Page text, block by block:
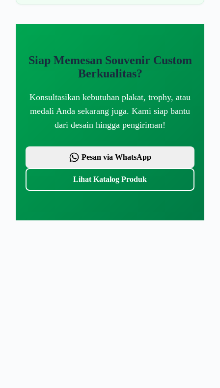
Siap Memesan Souvenir Custom
Berkualitas?
Konsultasikan kebutuhan plakat, trophy, atau
medali Anda sekarang juga. Kami siap bantu
dari desain hingga pengiriman!
Pesan via WhatsApp
Lihat Katalog Produk